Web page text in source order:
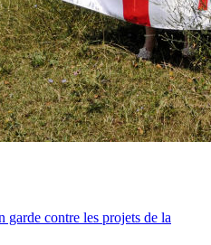
garde contre les projets de la